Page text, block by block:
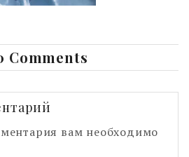
Comments
вам необходимо